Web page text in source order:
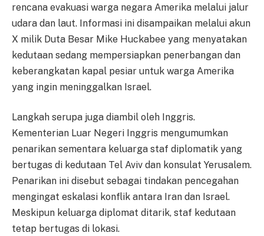
rencana evakuasi warga negara Amerika melalui jalur
udara dan laut. Informasi ini disampaikan melalui akun
X milik Duta Besar Mike Huckabee yang menyatakan
kedutaan sedang mempersiapkan penerbangan dan
keberangkatan kapal pesiar untuk warga Amerika
yang ingin meninggalkan Israel.
Langkah serupa juga diambil oleh Inggris.
Kementerian Luar Negeri Inggris mengumumkan
penarikan sementara keluarga staf diplomatik yang
bertugas di kedutaan Tel Aviv dan konsulat Yerusalem.
Penarikan ini disebut sebagai tindakan pencegahan
mengingat eskalasi konflik antara Iran dan Israel.
Meskipun keluarga diplomat ditarik, staf kedutaan
tetap bertugas di lokasi.